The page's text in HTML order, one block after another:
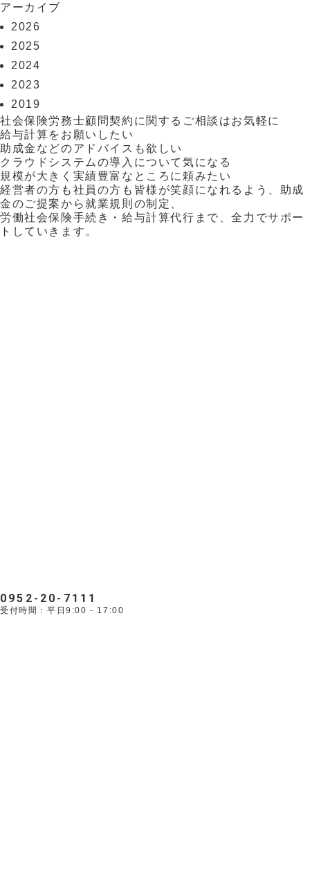
アーカイブ
2026
2025
2024
2023
2019
社会保険労務士顧問契約に関するご相談はお気軽に
給与計算をお願いしたい
助成金などのアドバイスも欲しい
クラウドシステムの導入について気になる
規模が大きく実績豊富なところに頼みたい
経営者の方も社員の方も皆様が笑顔になれるよう、助成
金のご提案から就業規則の制定、
労働社会保険手続き・給与計算代行まで、全力でサポー
トしていきます。
0952-20-7111
受付時間：平日9:00 - 17:00